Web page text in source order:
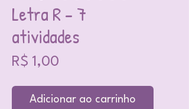
Letra R - 7
atividades
R$ 1,00
Adicionar ao carrinho